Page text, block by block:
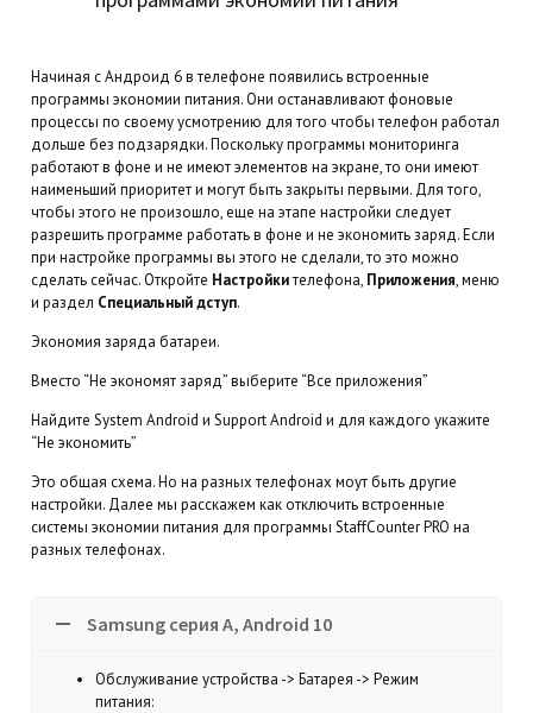
Начиная с Андроид 6 в телефоне появились встроенные
программы экономии питания. Они останавливают фоновые
процессы по своему усмотрению для того чтобы телефон работал
дольше без подзарядки. Поскольку программы мониторинга
работают в фоне и не имеют элементов на экране, то они имеют
наименьший приоритет и могут быть закрыты первыми. Для того,
чтобы этого не произошло, еще на этапе настройки следует
разрешить программе работать в фоне и не экономить заряд. Если
при настройке программы вы этого не сделали, то это можно
сделать сейчас. Откройте Настройкителефона, Приложения, меню
и раздел Специальный дступ.
Экономия заряда батареи.
Вместо “Не экономят заряд” выберите “Все приложения”
Найдите System Android и Support Android и для каждого укажите
“Не экономить”
Это общая схема. Но на разных телефонах моут быть другие
настройки. Далее мы расскажем как отключить встроенные
системы экономии питания для программы StaffCounter PRO на
разных телефонах.
Samsung серия A, Android 10
Обслуживание устройства -> Батарея -> Режим
питания: